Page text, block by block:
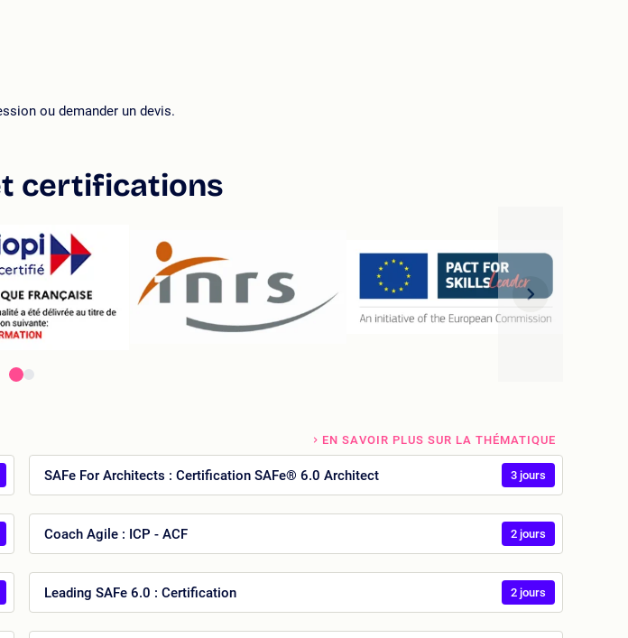
ou demander un devis.
certifications
EN SAVOIR PLUS SUR LA THÉMATIQUE
SAFe For Architects : Certification SAFe® 6.0 Architect 3 jours
Coach Agile : ICP - ACF 2 jours
Leading SAFe 6.0 : Certification 2 jours